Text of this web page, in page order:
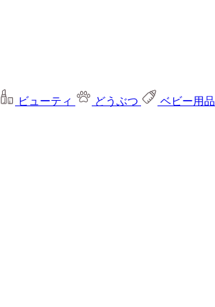
ビューティ どうぶつ ベビー用品